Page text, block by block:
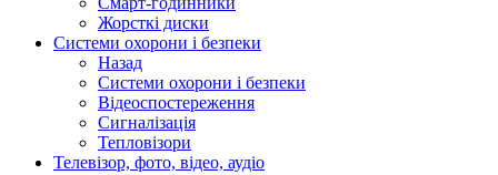
Жорсткі диски
Системи охорони і безпеки
Назад
Системи охорони і безпеки
Відеоспостереження
Сигналізація
Тепловізори
Телевізор, фото, відео, аудіо